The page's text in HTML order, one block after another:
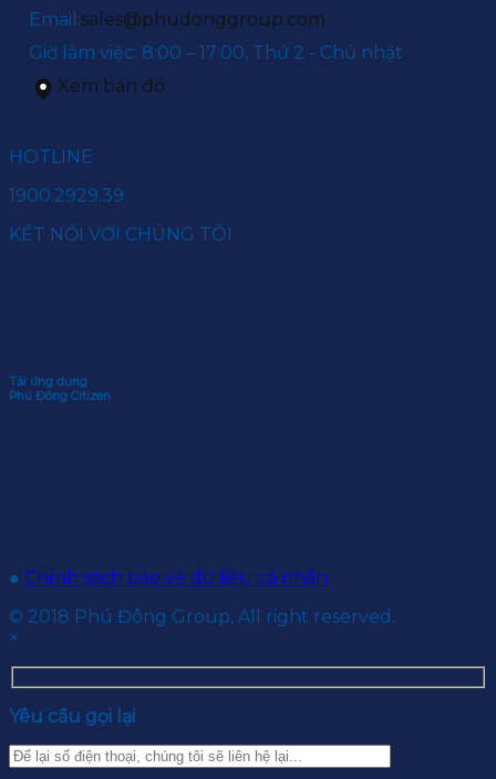
Email:sales@phudonggroup.com
Giờ làm việc: 8:00 – 17:00, Thứ 2 - Chủ nhật
Xem bản đồ
HOTLINE
1900.2929.39
KẾT NỐI VỚI CHÚNG TÔI
Tải ứng dụng
Phú Đông Citizen
● Chính sách bảo vệ dữ liệu cá nhân
© 2018 Phú Đông Group, All right reserved.
×
Yêu cầu gọi lại